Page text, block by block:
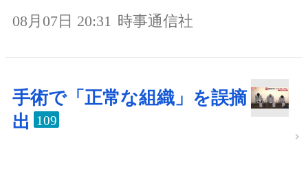
08月07日 20:31 時事通信社
手術で「正常な組織」を誤摘
出
109